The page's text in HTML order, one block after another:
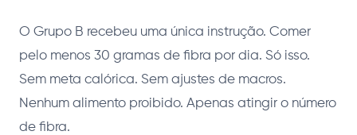
O Grupo B recebeu uma única instrução. Comer
pelo menos 30 gramas de fibra por dia. Só isso.
Sem meta calórica. Sem ajustes de macros.
Nenhum alimento proibido. Apenas atingir o número
de fibra.